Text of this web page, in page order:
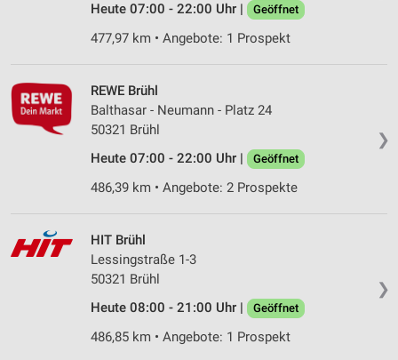
Heute 07:00 - 22:00 Uhr |
Geöffnet
477,97 km • Angebote: 1 Prospekt
❯
REWE Brühl
Balthasar - Neumann - Platz 24
50321 Brühl
Heute 07:00 - 22:00 Uhr |
Geöffnet
486,39 km • Angebote: 2 Prospekte
❯
HIT Brühl
Lessingstraße 1-3
50321 Brühl
Heute 08:00 - 21:00 Uhr |
Geöffnet
486,85 km • Angebote: 1 Prospekt